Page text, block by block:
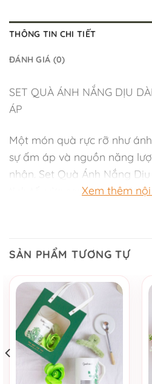
THÔNG TIN CHI TIẾT
ĐÁNH GIÁ (0)
SET QUÀ ÁNH NẮNG DỊU
ÁP
Một món quà rực rỡ như
sự ấm áp và nguồn năng
nhận. Set Quà Ánh Nắng
tinh tế, vừa sang trọng vừa
thơm nhẹ nhàng, giúp thư
khí ấm áp, an yên.
Hoa vải decor cao cấp –
giữ vẻ đẹp lâu dài, tượng
Xem thêm
SẢN PHẨM TƯƠNG TỰ